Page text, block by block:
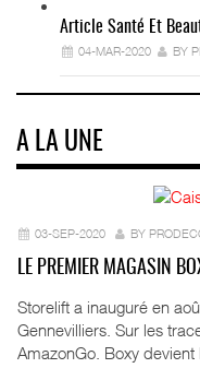
Article Santé Et
04-MAR-2020 BY
A LA UNE
03-SEP-2020 BY
LE PREMIER MAGASIN
Storelift a inauguré en
Gennevilliers. Sur les
AmazonGo. Boxy devient